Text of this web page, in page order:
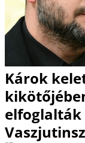
Károk
elfoglalták